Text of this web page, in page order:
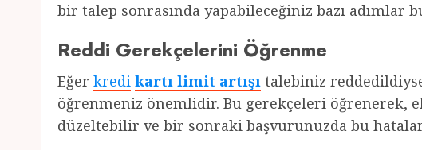
bir talep sonrasında yapabileceğiniz bazı adımlar
Reddi Gerekçelerini Öğrenme
Eğer kredi kartı limit artışı talebiniz
öğrenmeniz önemlidir. Bu gerekçeleri öğrenerek,
düzeltebilir ve bir sonraki başvurunuzda bu